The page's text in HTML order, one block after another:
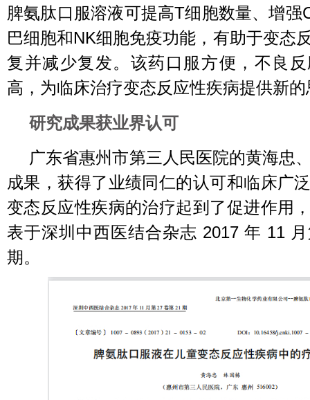
脾氨肽口服溶液可提高T细胞数量、增强
巴细胞和NK细胞免疫功能，有助于变态
复并减少复发。该药口服方便，不良
高，为临床治疗变态反应性疾病提供新
研究成果获业界认可
广东省惠州市第三人民医院的黄海忠
成果，获得了业绩同仁的认可和临床广
变态反应性疾病的治疗起到了促进作用
表于深圳中西医结合杂志 2017 年 11
期。